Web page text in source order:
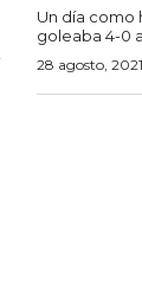
Un día como
goleaba 4-0
28 agosto, 2021